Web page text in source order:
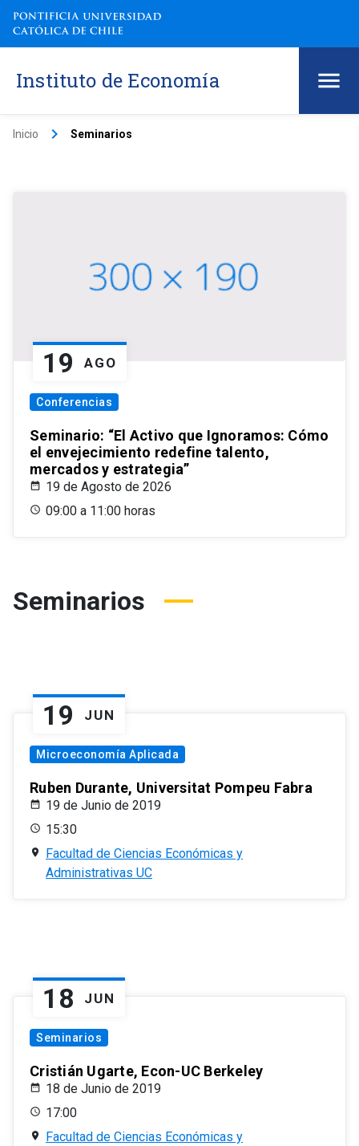
Instituto de Economía
Inicio keyboard_arrow_right Seminarios
19 AGO
Conferencias
Seminario: “El Activo que Ignoramos: Cómo
el envejecimiento redefine talento,
mercados y estrategia”
19 de Agosto de 2026
09:00 a 11:00 horas
Seminarios
19 JUN
Microeconomía Aplicada
Ruben Durante, Universitat Pompeu Fabra
19 de Junio de 2019
15:30
Facultad de Ciencias Económicas y
Administrativas UC
18 JUN
Seminarios
Cristián Ugarte, Econ-UC Berkeley
18 de Junio de 2019
17:00
Facultad de Ciencias Económicas y